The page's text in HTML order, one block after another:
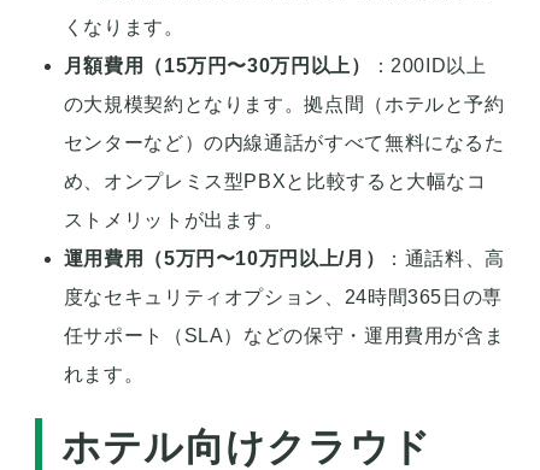
くなります。
月額費用（15万円〜30万円以上）
：200ID以上
の大規模契約となります。拠点間（ホテルと予約
センターなど）の内線通話がすべて無料になるた
め、オンプレミス型PBXと比較すると大幅なコ
ストメリットが出ます。
運用費用（5万円〜10万円以上/月）
：通話料、高
度なセキュリティオプション、24時間365日の専
任サポート（SLA）などの保守・運用費用が含ま
れます。
ホテル向けクラウド